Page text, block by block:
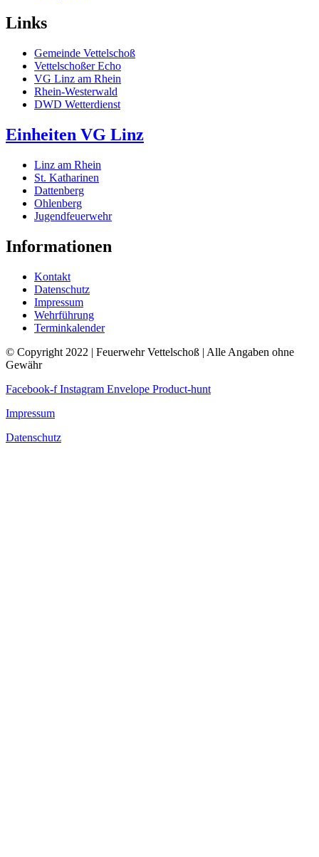
Links
Gemeinde Vettelschoß
Vettelschoßer Echo
VG Linz am Rhein
Rhein-Westerwald
DWD Wetterdienst
Einheiten VG Linz
Linz am Rhein
St. Katharinen
Dattenberg
Ohlenberg
Jugendfeuerwehr
Informationen
Kontakt
Datenschutz
Impressum
Wehrführung
Terminkalender
© Copyright 2022 | Feuerwehr Vettelschoß | Alle Angaben ohne
Gewähr
Facebook-f Instagram Envelope Product-hunt
Impressum
Datenschutz